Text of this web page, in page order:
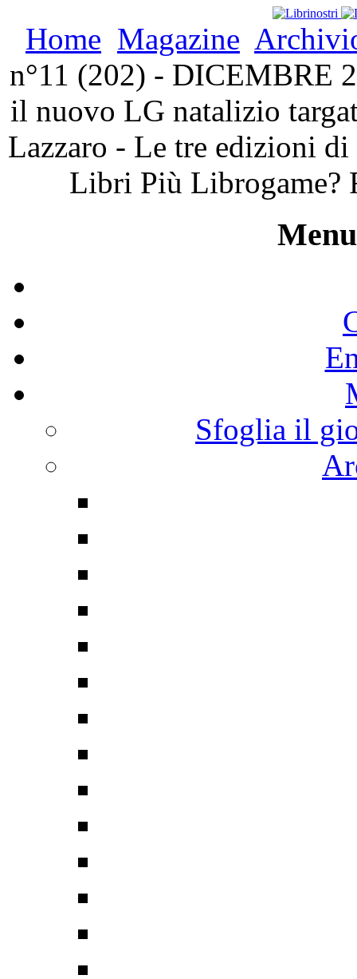
Home Magazine
n°11 (202) - DICEMBRE
il nuovo LG natalizio
Lazzaro - Le tre edizioni
Libri Più Librogame?
Sfoglia il